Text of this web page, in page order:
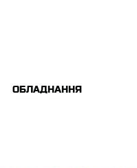
ОБЛАДНАННЯ